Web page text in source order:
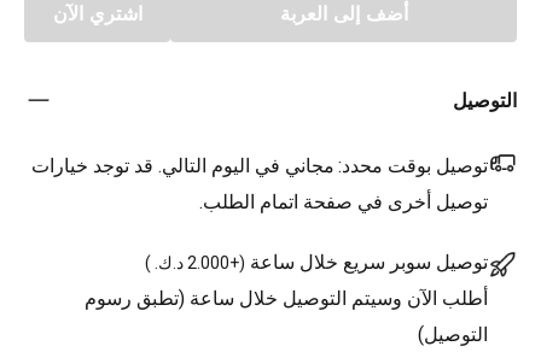
أضف إلى العربة اشتري الآن
التوصيل
توصيل بوقت محدد: مجاني في اليوم التالي. قد توجد خيارات
توصيل أخرى في صفحة اتمام الطلب.
توصيل سوبر سريع خلال ساعة (+2.000 د.ك. )
أطلب الآن وسيتم التوصيل خلال ساعة (تطبق رسوم
التوصيل)